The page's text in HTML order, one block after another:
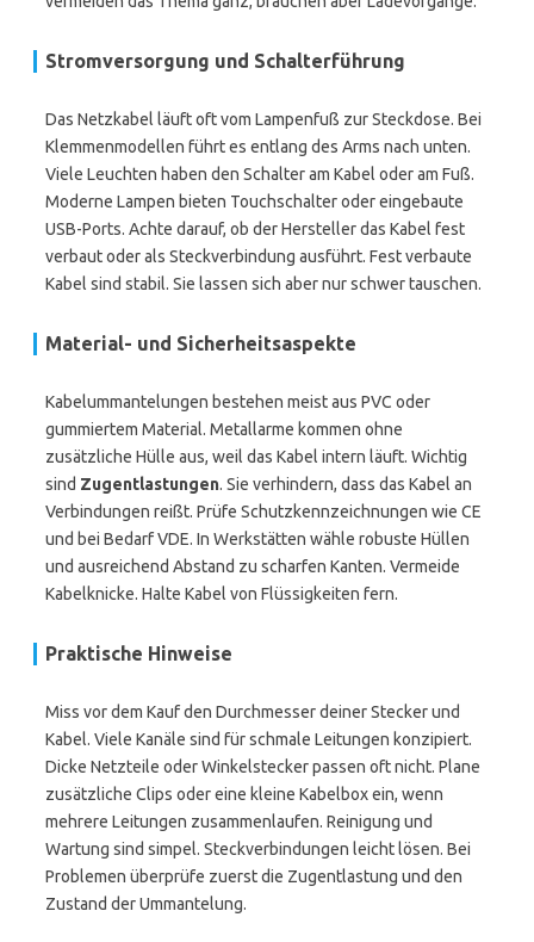
Stromversorgung und Schalterführung
Das Netzkabel läuft oft vom Lampenfuß zur Steckdose. Bei
Klemmenmodellen führt es entlang des Arms nach unten.
Viele Leuchten haben den Schalter am Kabel oder am Fuß.
Moderne Lampen bieten Touchschalter oder eingebaute
USB-Ports. Achte darauf, ob der Hersteller das Kabel fest
verbaut oder als Steckverbindung ausführt. Fest verbaute
Kabel sind stabil. Sie lassen sich aber nur schwer tauschen.
Material- und Sicherheitsaspekte
Kabelummantelungen bestehen meist aus PVC oder
gummiertem Material. Metallarme kommen ohne
zusätzliche Hülle aus, weil das Kabel intern läuft. Wichtig
sind Zugentlastungen. Sie verhindern, dass das Kabel an
Verbindungen reißt. Prüfe Schutzkennzeichnungen wie CE
und bei Bedarf VDE. In Werkstätten wähle robuste Hüllen
und ausreichend Abstand zu scharfen Kanten. Vermeide
Kabelknicke. Halte Kabel von Flüssigkeiten fern.
Praktische Hinweise
Miss vor dem Kauf den Durchmesser deiner Stecker und
Kabel. Viele Kanäle sind für schmale Leitungen konzipiert.
Dicke Netzteile oder Winkelstecker passen oft nicht. Plane
zusätzliche Clips oder eine kleine Kabelbox ein, wenn
mehrere Leitungen zusammenlaufen. Reinigung und
Wartung sind simpel. Steckverbindungen leicht lösen. Bei
Problemen überprüfe zuerst die Zugentlastung und den
Zustand der Ummantelung.